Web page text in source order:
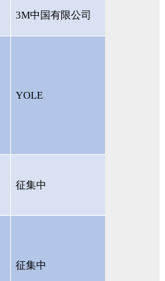
3M中国有限公司
YOLE
征集中
征集中